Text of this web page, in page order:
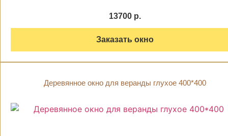
13700 р.
Заказать окно
Деревянное окно для веранды глухое 400*400